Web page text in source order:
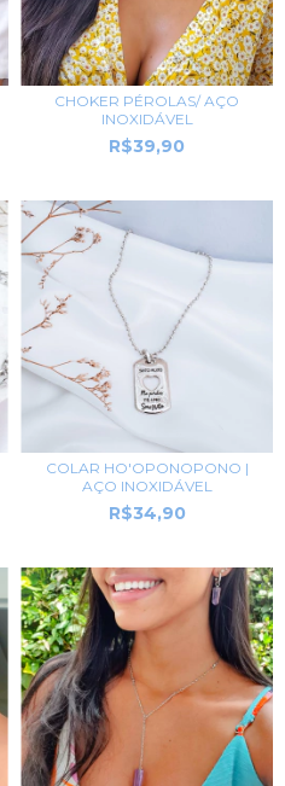
CHOKER PÉROLAS/ AÇO
INOXIDÁVEL
R$39,90
COLAR HO'OPONOPONO |
AÇO INOXIDÁVEL
R$34,90